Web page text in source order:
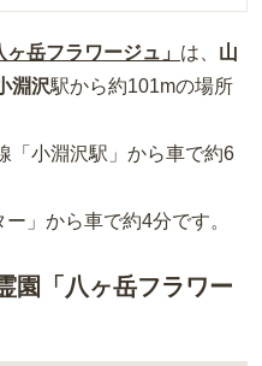
岳フラワージュ」 は、 山
淵沢駅から約101mの場所
「小淵沢駅」から車で約6
」から車で約4分です。
園「八ヶ岳フラワー